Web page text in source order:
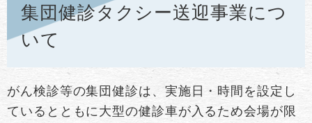
集団健診タクシー送迎事業につ
いて
がん検診等の集団健診は、実施日・時間を設定し
ているとともに大型の健診車が入るため会場が限